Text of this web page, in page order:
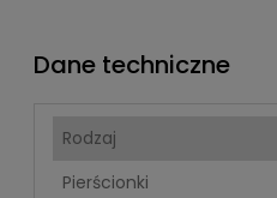
Dane techniczne
Rodzaj
Pierścionki